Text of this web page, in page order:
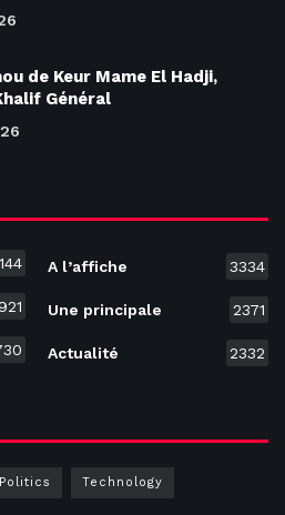
de Keur Mame El Hadji,
Général
A l’affiche 3334
Une principale 2371
Actualité 2332
Politics Technology